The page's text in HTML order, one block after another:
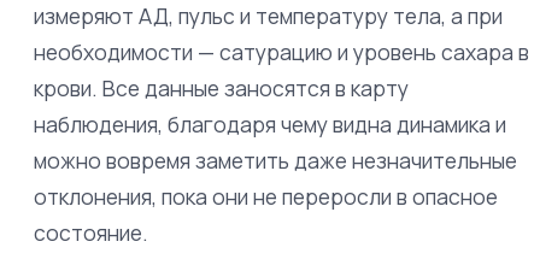
измеряют АД, пульс и температуру тела, а при
необходимости — сатурацию и уровень сахара в
крови. Все данные заносятся в карту
наблюдения, благодаря чему видна динамика и
можно вовремя заметить даже незначительные
отклонения, пока они не переросли в опасное
состояние.